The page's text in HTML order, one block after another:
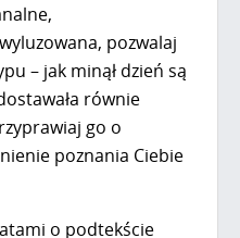
pozwalaj
– jak minął dzień są
równie
go o
poznania Ciebie
o podtekście